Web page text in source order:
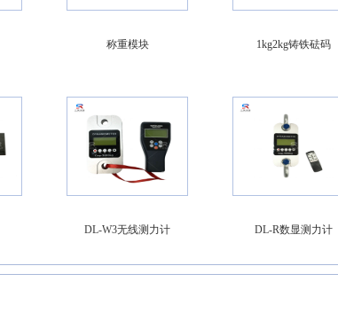
称重模块 1kg2kg铸铁砝码
DL-W3无线测力计 DL-R数显测力计